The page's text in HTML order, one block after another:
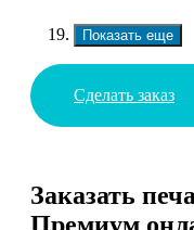
Показать еще
Сделать заказ
Заказать